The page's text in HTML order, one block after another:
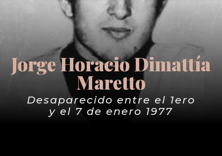
Jorge Horacio Dimattía
Maretto
Desaparecido entre el 1ero
y el 7 de enero 1977